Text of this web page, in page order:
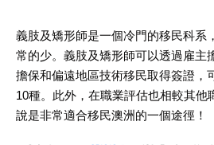
義肢及矯形師是一個冷門的移民科系
常的少。義肢及矯形師可以透過雇主
擔保和偏遠地區技術移民取得簽證，
10種。此外，在職業評估也相較其他
說是非常適合移民澳洲的一個途徑！